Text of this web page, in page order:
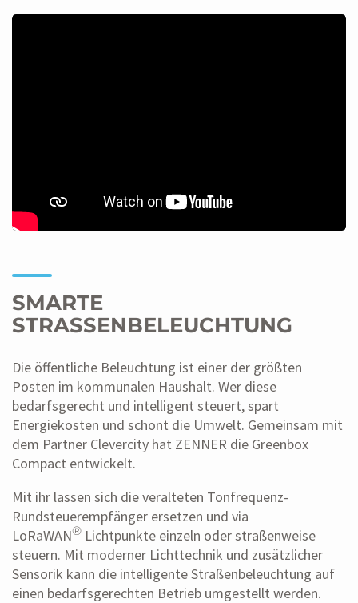
SMARTE
STRASSENBELEUCHTUNG
Die öffentliche Beleuchtung ist einer der größten
Posten im kommunalen Haushalt. Wer diese
bedarfsgerecht und intelligent steuert, spart
Energiekosten und schont die Umwelt. Gemeinsam mit
dem Partner Clevercity hat ZENNER die Greenbox
Compact entwickelt.
Mit ihr lassen sich die veralteten Tonfrequenz-
Rundsteuerempfänger ersetzen und via
LoRaWAN® Lichtpunkte einzeln oder straßenweise
steuern. Mit moderner Lichttechnik und zusätzlicher
Sensorik kann die intelligente Straßenbeleuchtung auf
einen bedarfsgerechten Betrieb umgestellt werden.